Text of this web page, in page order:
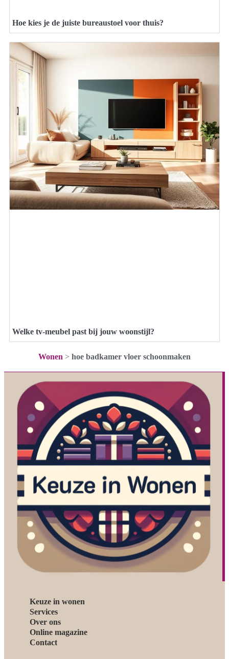
Hoe kies je de juiste bureaustoel voor thuis?
Welke tv-meubel past bij jouw woonstijl?
Wonen > hoe badkamer vloer schoonmaken
Keuze in wonen
Services
Over ons
Online magazine
Contact